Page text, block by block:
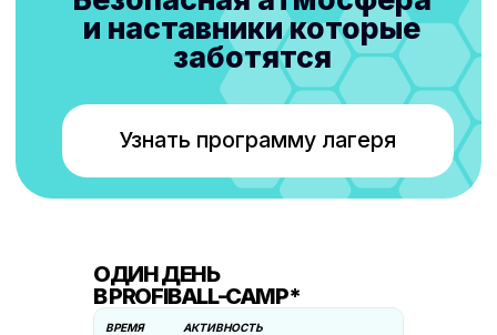
ОДИН ДЕНЬ
В PROFIBALL-CAMP*
ВРЕМЯ АКТИВНОСТЬ
МЕНЮ
Контакты
Стоимость
Отзывы
База
Тренеры
Программа
СОЦ СЕТИ
ДОКУМЕНТЫ